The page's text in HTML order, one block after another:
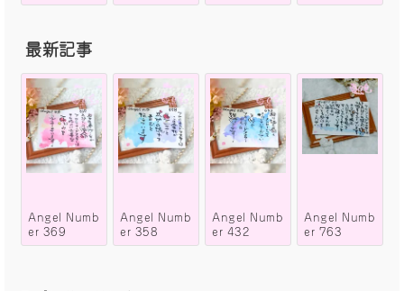
最新記事
Angel Numb
er 369
Angel Numb
er 358
Angel Numb
er 432
Angel Numb
er 763